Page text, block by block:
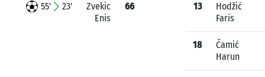
55' 23'
Zvekic
Enis
66 13
Hodžić
Faris
18
Čamić
Harun